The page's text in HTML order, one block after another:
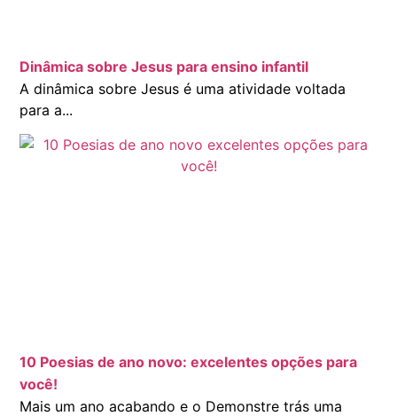
Dinâmica sobre Jesus para ensino infantil
A dinâmica sobre Jesus é uma atividade voltada
para a...
10 Poesias de ano novo: excelentes opções para
você!
Mais um ano acabando e o Demonstre trás uma